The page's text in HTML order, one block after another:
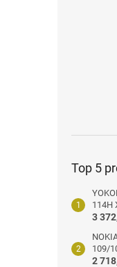
Top 5
114H
3
109/
2